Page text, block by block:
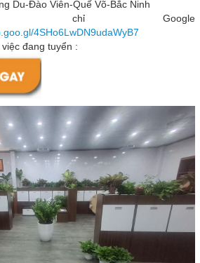
Du-Đào Viên-Quế Võ-Bắc Ninh
Google
4SHo6LwDN9udaWyB7
đang tuyển :